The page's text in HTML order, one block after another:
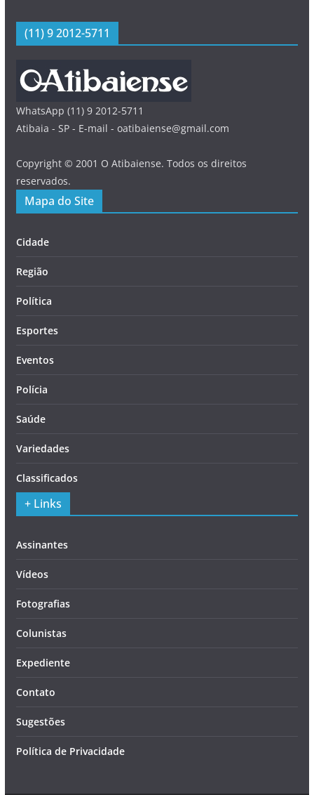
(11) 9 2012-5711
WhatsApp (11) 9 2012-5711
Atibaia - SP - E-mail - oatibaiense@gmail.com
Copyright © 2001 O Atibaiense. Todos os direitos
reservados.
Mapa do Site
Cidade
Região
Política
Esportes
Eventos
Polícia
Saúde
Variedades
Classificados
+ Links
Assinantes
Vídeos
Fotografias
Colunistas
Expediente
Contato
Sugestões
Política de Privacidade